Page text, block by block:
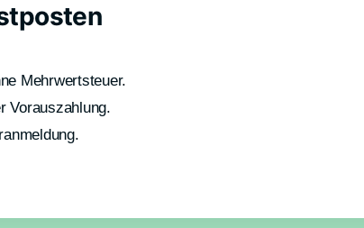
Mehrwertsteuer.
Vorauszahlung.